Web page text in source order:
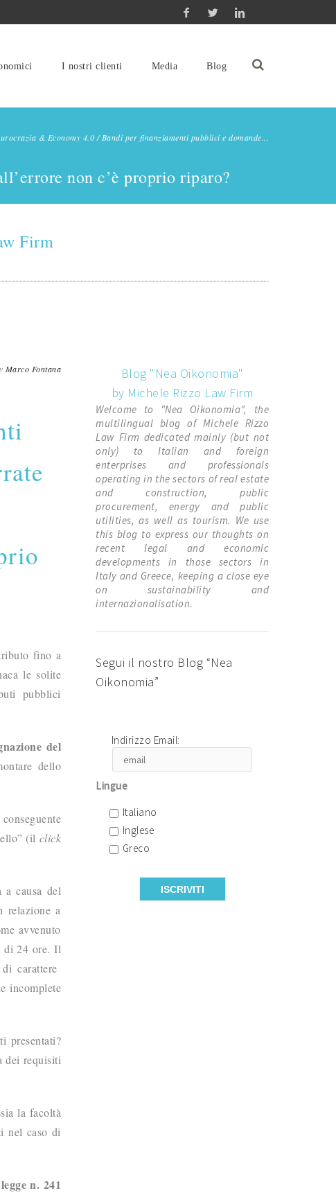
I nostri clienti Media Blog
& Economy 4.0 /Bandi per finanziamenti pubblici e domande...
non c’è proprio riparo?
Firm
Marco Fontana
fino a
le solite
pubblici
del
dello
(il click
causa del
relazione a
avvenuto
di 24 ore. Il
carattere
incomplete
presentati?
dei requisiti
la facoltà
nel caso di
legge n. 241
Blog "Nea Oikonomia"
by Michele Rizzo Law Firm
Welcome to "Nea Oikonomia", the
multilingual blog of Michele Rizzo
Law Firm dedicated mainly (but not
only) to Italian and foreign
enterprises and professionals
operating in the sectors of real estate
and construction, public
procurement, energy and public
utilities, as well as tourism. We use
this blog to express our thoughts on
recent legal and economic
developments in those sectors in
Italy and Greece, keeping a close eye
on sustainability and
internazionalisation.
Segui il nostro Blog “Nea
Oikonomia”
Indirizzo Email:
Lingue
Italiano
Inglese
Greco